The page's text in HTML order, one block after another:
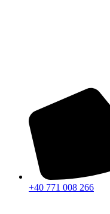
+40 771 008 266